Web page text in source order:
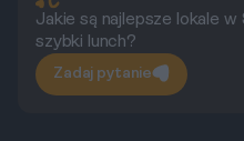
Jakie są najlepsze lokale w
szybki lunch?
Zadaj pytanie